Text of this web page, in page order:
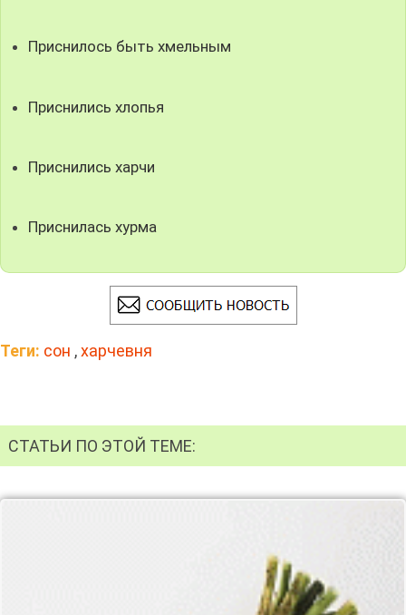
Приснилось быть хмельным
Приснились хлопья
Приснились харчи
Приснилась хурма
Теги: сон ,харчевня
СТАТЬИ ПО ЭТОЙ ТЕМЕ: